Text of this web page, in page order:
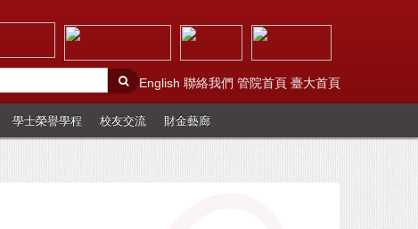
English 聯絡我們 管院首頁 臺大首頁
學士榮譽學程 校友交流 財金藝廊